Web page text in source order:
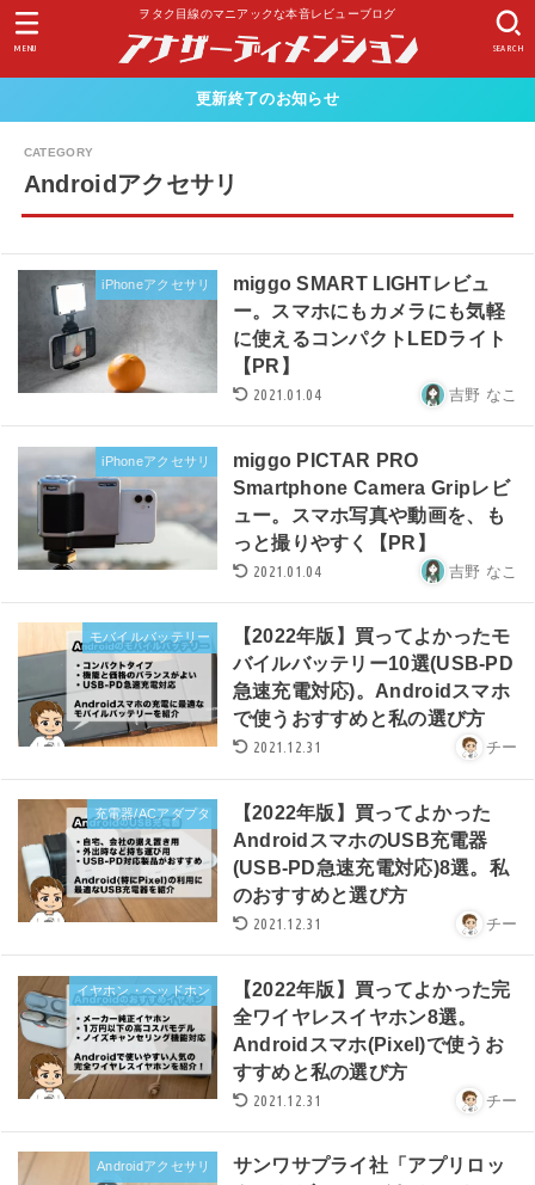
ヲタク目線のマニアックな本音レビューブログ
SEARCH
MENU
更新終了のお知らせ
Androidアクセサリ
iPhoneアクセサリ
miggo SMART LIGHTレビュ
ー。スマホにもカメラにも気軽
に使えるコンパクトLEDライト
【PR】
2021.01.04 吉野 なこ
iPhoneアクセサリ
miggo PICTAR PRO
Smartphone Camera Gripレビ
ュー。スマホ写真や動画を、も
っと撮りやすく【PR】
2021.01.04 吉野 なこ
モバイルバッテリー
【2022年版】買ってよかったモ
バイルバッテリー10選(USB-PD
急速充電対応)。Androidスマホ
で使うおすすめと私の選び方
2021.12.31 チー
充電器/ACアダプタ
【2022年版】買ってよかった
AndroidスマホのUSB充電器
(USB-PD急速充電対応)8選。私
のおすすめと選び方
2021.12.31 チー
イヤホン・ヘッドホン
【2022年版】買ってよかった完
全ワイヤレスイヤホン8選。
Androidスマホ(Pixel)で使うお
すすめと私の選び方
2021.12.31 チー
Androidアクセサリ
サンワサプライ社「アプリロッ